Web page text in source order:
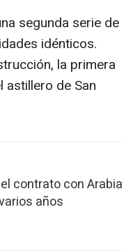
segunda serie de
idénticos.
la primera
astillero de San
contrato con Arabia
años